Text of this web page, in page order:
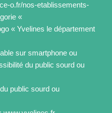
o.fr/nos-etablissements-
«
« Yvelines le département
sur smartphone ou
du public sourd ou
public sourd ou